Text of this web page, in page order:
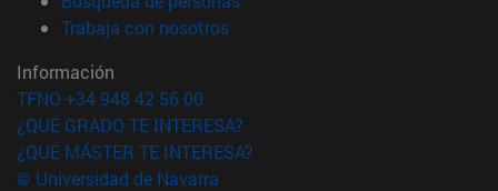
Trabaja con nosotros(abre en nueva ventana)
Información
TFNO +34 948 42 56 00
¿QUÉ GRADO TE INTERESA?
¿QUÉ MÁSTER TE INTERESA?
© Universidad de Navarra